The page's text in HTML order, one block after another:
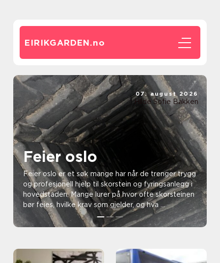
EIRIKGARDEN.no
Feier oslo
Feier oslo er et søk mange har når de trenger trygg
og profesjonell hjelp til skorstein og fyringsanlegg i
hovedstaden. Mange lurer på hvor ofte skorsteinen
bør feies, hvilke krav som gjelder, og hva ...
07. august 2026
Hilde Sofie Bakken